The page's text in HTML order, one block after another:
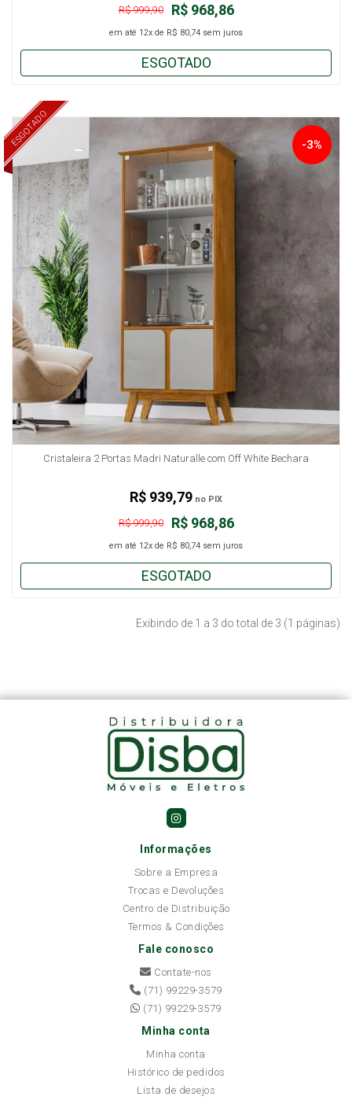
R$ 968,86
R$ 999,90
em até 12x de R$ 80,74 sem juros
ESGOTADO
ESGOTADO
Cristaleira 2 Portas Madri Naturalle com Off White Bechara
-3%
R$ 968,86
R$ 999,90
em até 12x de R$ 80,74 sem juros
R$ 939,79 no PIX
ESGOTADO
Exibindo de 1 a 3 do total de 3 (1 páginas)
Informações
Sobre a Empresa
Trocas e Devoluções
Centro de Distribuição
Termos & Condições
Fale conosco
Contate-nos
(71) 99229-3579
(71) 99229-3579
Minha conta
Minha conta
Histórico de pedidos
Lista de desejos